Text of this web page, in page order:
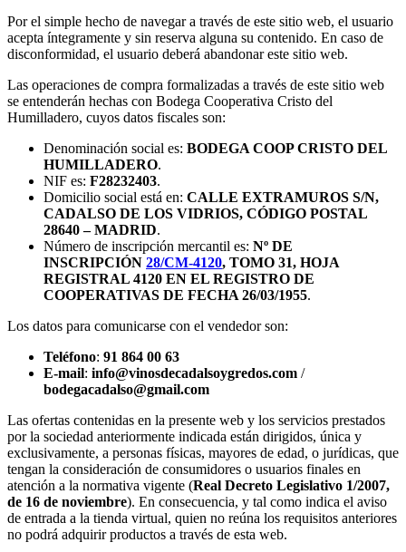
Por el simple hecho de navegar a través de este sitio web, el usuario
acepta íntegramente y sin reserva alguna su contenido. En caso de
disconformidad, el usuario deberá abandonar este sitio web.
Las operaciones de compra formalizadas a través de este sitio web
se entenderán hechas con Bodega Cooperativa Cristo del
Humilladero, cuyos datos fiscales son:
Denominación social es: BODEGA COOP CRISTO DEL
HUMILLADERO.
NIF es: F28232403.
Domicilio social está en: CALLE EXTRAMUROS S/N,
CADALSO DE LOS VIDRIOS, CÓDIGO POSTAL
28640 – MADRID.
Número de inscripción mercantil es: Nº DE
INSCRIPCIÓN 28/CM-4120, TOMO 31, HOJA
REGISTRAL 4120 EN EL REGISTRO DE
COOPERATIVAS DE FECHA 26/03/1955.
Los datos para comunicarse con el vendedor son:
Teléfono: 91 864 00 63
E-mail: info@vinosdecadalsoygredos.com /
bodegacadalso@gmail.com
Las ofertas contenidas en la presente web y los servicios prestados
por la sociedad anteriormente indicada están dirigidos, única y
exclusivamente, a personas físicas, mayores de edad, o jurídicas, que
tengan la consideración de consumidores o usuarios finales en
atención a la normativa vigente (Real Decreto Legislativo 1/2007,
de 16 de noviembre). En consecuencia, y tal como indica el aviso
de entrada a la tienda virtual, quien no reúna los requisitos anteriores
no podrá adquirir productos a través de esta web.